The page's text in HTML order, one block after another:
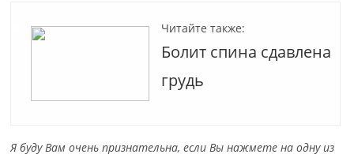
Читайте также:
Болит спина сдавлена
грудь
Я буду Вам очень признательна, если Вы нажмете на одну из